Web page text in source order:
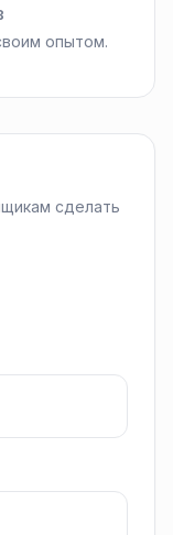
опытом.
сделать